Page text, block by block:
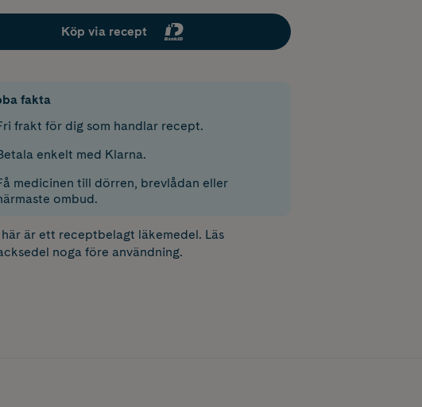
Köp via recept
fakta
frakt för dig som handlar recept.
enkelt med Klarna.
medicinen till dörren, brevlådan eller
ombud.
är ett receptbelagt läkemedel. Läs
noga före användning.